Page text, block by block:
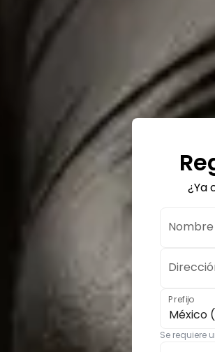
¿Ya
Prefijo
México
Se requiere